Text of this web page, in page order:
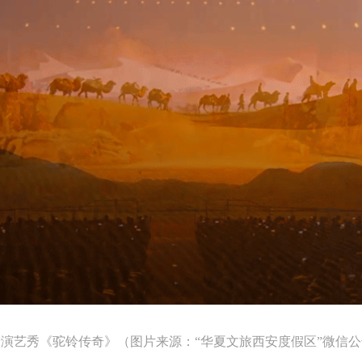
艺秀《驼铃传奇》（图片来源：“华夏文旅西安度假区”微信